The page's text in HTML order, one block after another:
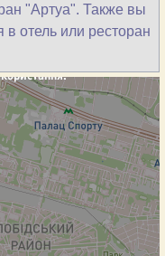
"Артуа". Также вы
отель или ресторан